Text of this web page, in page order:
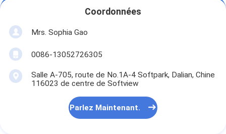
Coordonnées
Mrs. Sophia Gao
0086-13052726305
Salle A-705, route de No.1A-4 Softpark, Dalian, Chine
116023 de centre de Softview
Parlez Maintenant.